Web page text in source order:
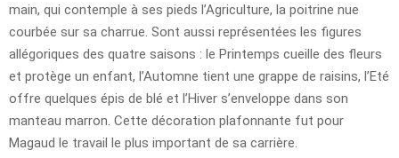
main, qui contemple à ses pieds l’Agriculture, la poitrine nue
courbée sur sa charrue. Sont aussi représentées les figures
allégoriques des quatre saisons : le Printemps cueille des fleurs
et protège un enfant, l’Automne tient une grappe de raisins, l’Eté
offre quelques épis de blé et l’Hiver s’enveloppe dans son
manteau marron. Cette décoration plafonnante fut pour
Magaud le travail le plus important de sa carrière.